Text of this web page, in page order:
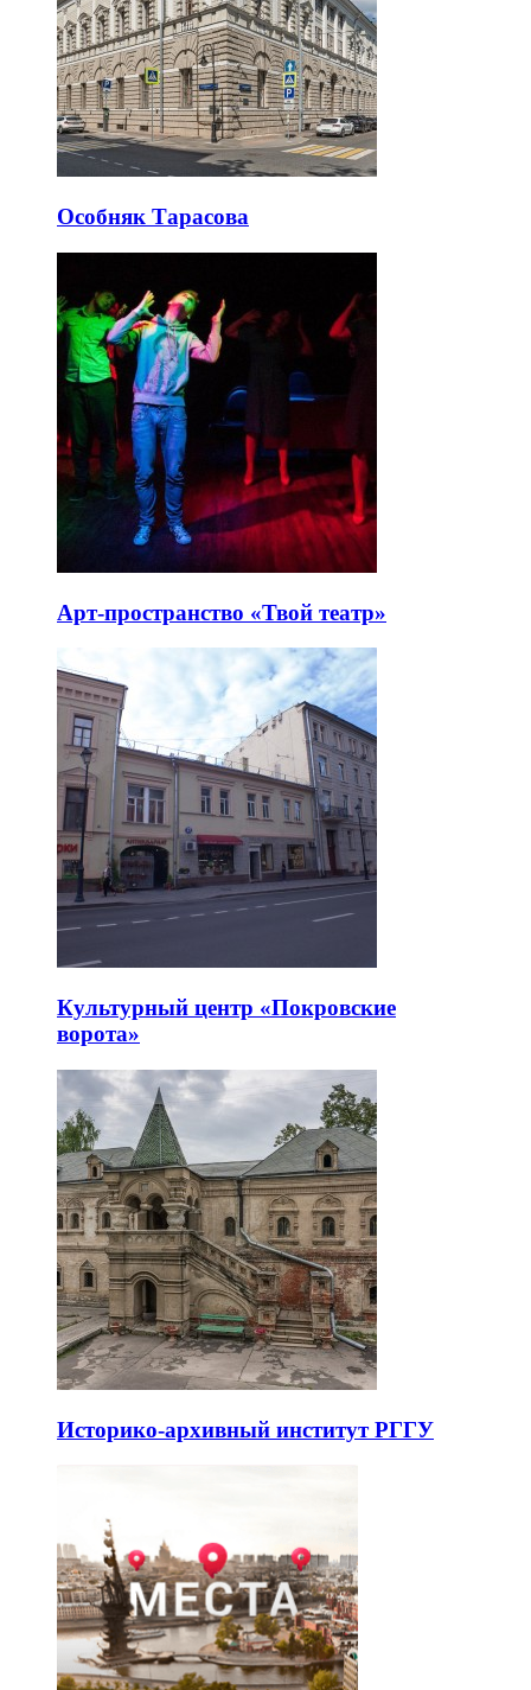
Особняк Тарасова
Арт-пространство «Твой театр»
Культурный центр «Покровские
ворота»
Историко-архивный институт РГГУ